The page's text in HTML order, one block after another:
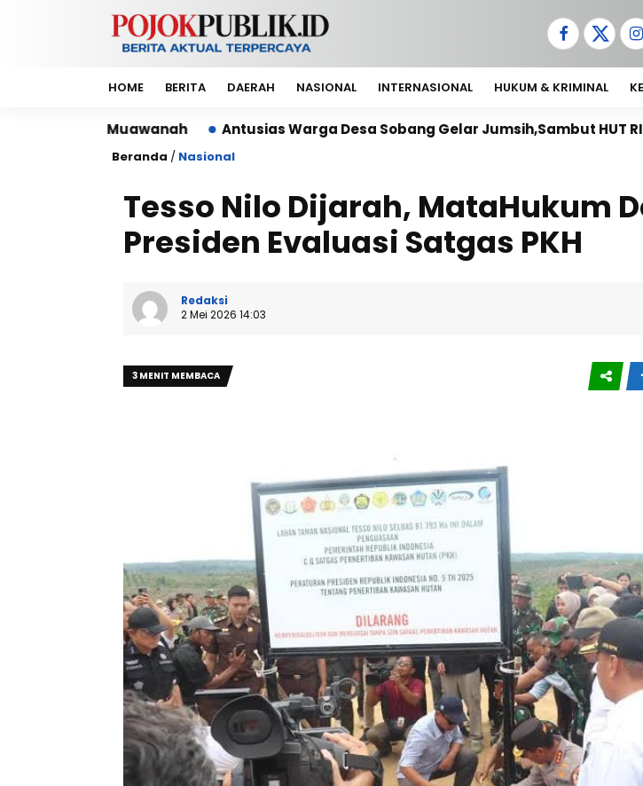
HOME BERITA DAERAH NASIONAL INTERNASIONAL HUKUM & KRIMINAL
Antusias Warga Desa Sobang Gelar Jumsih,Sambut HUT RI ke-81 Jerry
Beranda / Nasional
Tesso Nilo Dijarah, MataHukum
Presiden Evaluasi Satgas PKH
Redaksi
2 Mei 2026 14:03
3 MENIT MEMBACA